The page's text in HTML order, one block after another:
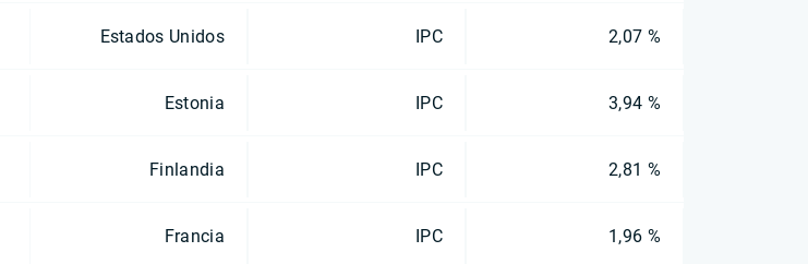
Estados Unidos IPC 2,07 %
Estonia IPC 3,94 %
Finlandia IPC 2,81 %
Francia IPC 1,96 %